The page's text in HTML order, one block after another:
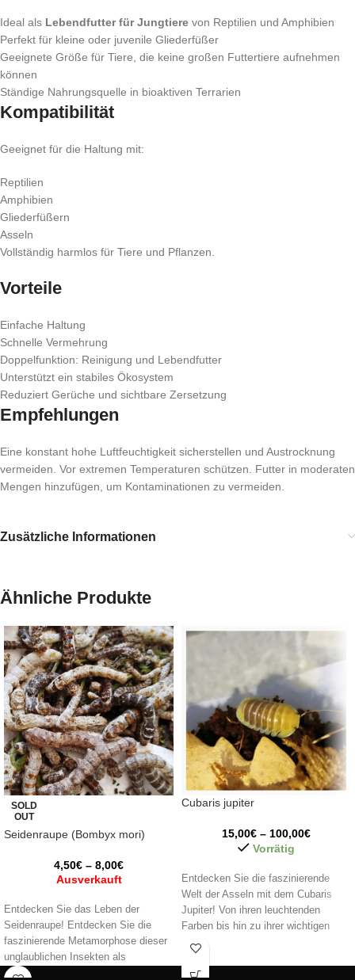
Ideal als Lebendfutter für Jungtiere von Reptilien und Amphibien
Perfekt für kleine oder juvenile Gliederfüßer
Geeignete Größe für Tiere, die keine großen Futtertiere aufnehmen
können
Ständige Nahrungsquelle in bioaktiven Terrarien
Kompatibilität
Geeignet für die Haltung mit:
Reptilien
Amphibien
Gliederfüßern
Asseln
Vollständig harmlos für Tiere und Pflanzen.
Vorteile
Einfache Haltung
Schnelle Vermehrung
Doppelfunktion: Reinigung und Lebendfutter
Unterstützt ein stabiles Ökosystem
Reduziert Gerüche und sichtbare Zersetzung
Empfehlungen
Eine konstant hohe Luftfeuchtigkeit sicherstellen und Austrocknung
vermeiden. Vor extremen Temperaturen schützen. Futter in moderaten
Mengen hinzufügen, um Kontaminationen zu vermeiden.
Zusätzliche Informationen
Ähnliche Produkte
SOLD
OUT
Seidenraupe (Bombyx mori)
4,50€ – 8,00€
Ausverkauft
Entdecken Sie das Leben der
Seidenraupe! Entdecken Sie die
faszinierende Metamorphose dieser
unglaublichen Insekten als
Lebendfutter für Haustiere und ihre
Cubaris jupiter
15,00€ – 100,00€
Vorrätig
Entdecken Sie die faszinierende
Welt der Asseln mit dem Cubaris
Jupiter! Von ihren leuchtenden
Farben bis hin zu ihrer wichtigen
Rolle im Ökosystem sind diese
und faszinierende Ergänzung für Ihr